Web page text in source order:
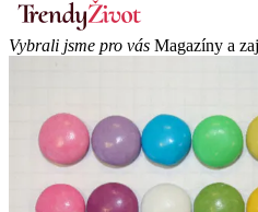
Vybrali jsme pro vás Magazíny a